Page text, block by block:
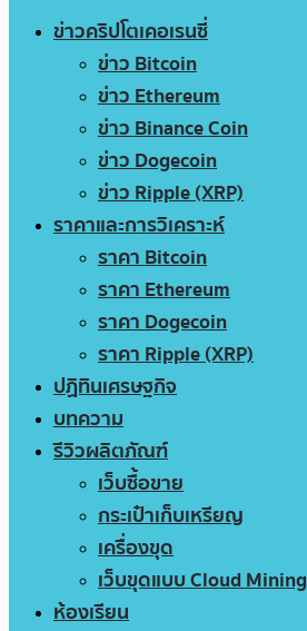
ข่าวคริปโตเคอเรนซี่
ข่าว Bitcoin
ข่าว Ethereum
ข่าว Binance Coin
ข่าว Dogecoin
ข่าว Ripple (XRP)
ราคาและการวิเคราะห์
ราคา Bitcoin
ราคา Ethereum
ราคา Dogecoin
ราคา Ripple (XRP)
ปฏิทินเศรษฐกิจ
บทความ
รีวิวผลิตภัณฑ์
เว็บซื้อขาย
กระเป๋าเก็บเหรียญ
เครื่องขุด
เว็บขุดแบบ Cloud Mining
ห้องเรียน